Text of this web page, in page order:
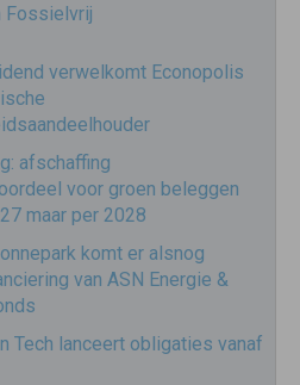
Fossielvrij
verwelkomt Econopolis
afschaffing
voor groen beleggen
maar per 2028
komt er alsnog
van ASN Energie &
Tech lanceert obligaties vanaf